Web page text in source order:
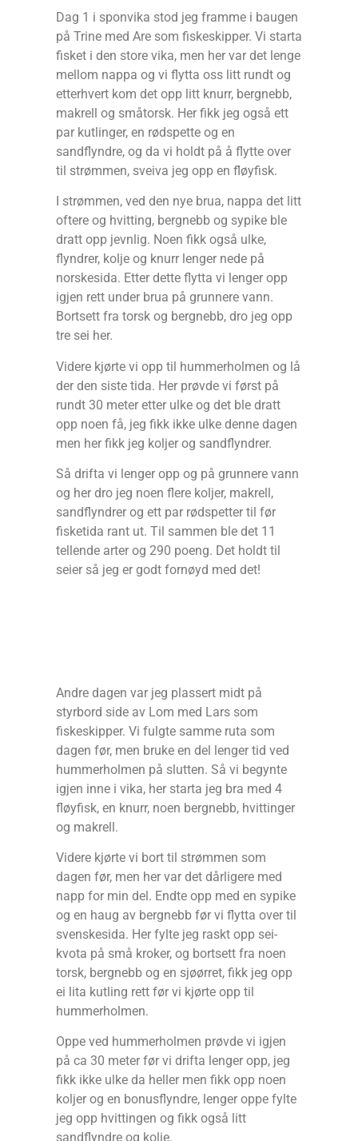
Dag 1 i sponvika stod jeg framme i baugen
på Trine med Are som fiskeskipper. Vi starta
fisket i den store vika, men her var det lenge
mellom nappa og vi flytta oss litt rundt og
etterhvert kom det opp litt knurr, bergnebb,
makrell og småtorsk. Her fikk jeg også ett
par kutlinger, en rødspette og en
sandflyndre, og da vi holdt på å flytte over
til strømmen, sveiva jeg opp en fløyfisk.
I strømmen, ved den nye brua, nappa det litt
oftere og hvitting, bergnebb og sypike ble
dratt opp jevnlig. Noen fikk også ulke,
flyndrer, kolje og knurr lenger nede på
norskesida. Etter dette flytta vi lenger opp
igjen rett under brua på grunnere vann.
Bortsett fra torsk og bergnebb, dro jeg opp
tre sei her.
Videre kjørte vi opp til hummerholmen og lå
der den siste tida. Her prøvde vi først på
rundt 30 meter etter ulke og det ble dratt
opp noen få, jeg fikk ikke ulke denne dagen
men her fikk jeg koljer og sandflyndrer.
Så drifta vi lenger opp og på grunnere vann
og her dro jeg noen flere koljer, makrell,
sandflyndrer og ett par rødspetter til før
fisketida rant ut. Til sammen ble det 11
tellende arter og 290 poeng. Det holdt til
seier så jeg er godt fornøyd med det!
Andre dagen var jeg plassert midt på
styrbord side av Lom med Lars som
fiskeskipper. Vi fulgte samme ruta som
dagen før, men bruke en del lenger tid ved
hummerholmen på slutten. Så vi begynte
igjen inne i vika, her starta jeg bra med 4
fløyfisk, en knurr, noen bergnebb, hvittinger
og makrell.
Videre kjørte vi bort til strømmen som
dagen før, men her var det dårligere med
napp for min del. Endte opp med en sypike
og en haug av bergnebb før vi flytta over til
svenskesida. Her fylte jeg raskt opp sei-
kvota på små kroker, og bortsett fra noen
torsk, bergnebb og en sjøørret, fikk jeg opp
ei lita kutling rett før vi kjørte opp til
hummerholmen.
Oppe ved hummerholmen prøvde vi igjen
på ca 30 meter før vi drifta lenger opp, jeg
fikk ikke ulke da heller men fikk opp noen
koljer og en bonusflyndre, lenger oppe fylte
jeg opp hvittingen og fikk også litt
sandflyndre og kolje.